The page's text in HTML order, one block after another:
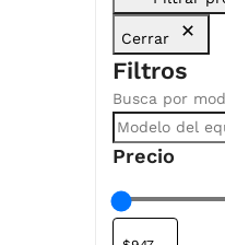
Cerrar
Filtros
Busca por
Precio